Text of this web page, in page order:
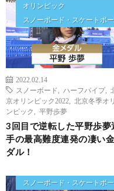
オリンピック
スノーボード・スケートボ
2022.02.14
スノーボード
ハーフパイプ,
京オリンピック2022
北京冬季オリ
ンピック
平野歩夢
3回目で逆転した平野歩夢
手の最高難度連発の凄い
ダル！
スノーボード・スケートボ